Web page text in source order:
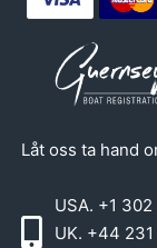
Låt oss ta hand
USA. +1 302
UK. +44 231